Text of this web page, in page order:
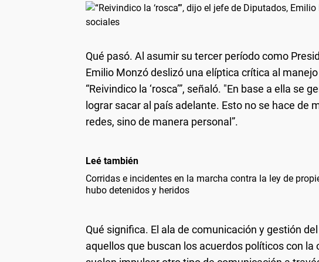
Qué pasó. Al asumir su tercer período como
Emilio Monzó deslizó una elíptica crítica al
“Reivindico la ‘rosca’”, señaló. "En base a ella se
lograr sacar al país adelante. Esto no se hace de
redes, sino de manera personal”.
Leé también
Corridas e incidentes en la marcha contra la ley de
hubo detenidos y heridos
Qué significa. El ala de comunicación y gestión
aquellos que buscan los acuerdos políticos con